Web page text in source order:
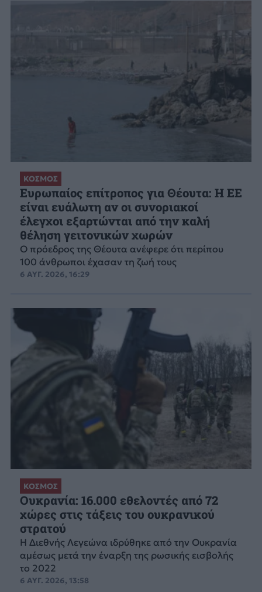
ΚΟΣΜΟΣ
Ευρωπαίος επίτροπος για Θέουτα: Η ΕΕ
είναι ευάλωτη αν οι συνοριακοί
έλεγχοι εξαρτώνται από την καλή
θέληση γειτονικών χωρών
Ο πρόεδρος της Θέουτα ανέφερε ότι περίπου
100 άνθρωποι έχασαν τη ζωή τους
6 ΑΥΓ. 2026, 16:29
ΚΟΣΜΟΣ
Ουκρανία: 16.000 εθελοντές από 72
χώρες στις τάξεις του ουκρανικού
στρατού
Η Διεθνής Λεγεώνα ιδρύθηκε από την Ουκρανία
αμέσως μετά την έναρξη της ρωσικής εισβολής
το 2022
6 ΑΥΓ. 2026, 13:58